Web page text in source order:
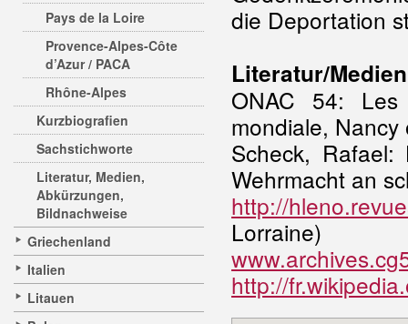
Pays de la Loire
Provence-Alpes-Côte
d’Azur / PACA
Rhône-Alpes
Kurzbiografien
Sachstichworte
Literatur, Medien,
Abkürzungen,
Bildnachweise
Griechenland
Italien
Litauen
die Deportation
Literatur/Medien
ONAC 54:
mondiale, Nancy
Scheck, Rafael:
Wehrmacht an
http://
Lorraine)
http://